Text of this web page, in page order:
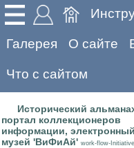
Галерея О сайте
Что с сайтом
Исторический
портал коллекционеров
информации, электронный
музей 'ВиФиАй' work-flow-Initiative